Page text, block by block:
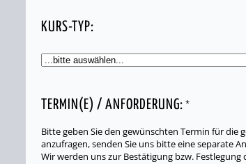
KURS-TYP:
TERMIN(E) / ANFORDERUNG: *
Bitte geben Sie den gewünschten Termin für die
anzufragen, senden Sie uns bitte eine separate
Wir werden uns zur Bestätigung bzw.